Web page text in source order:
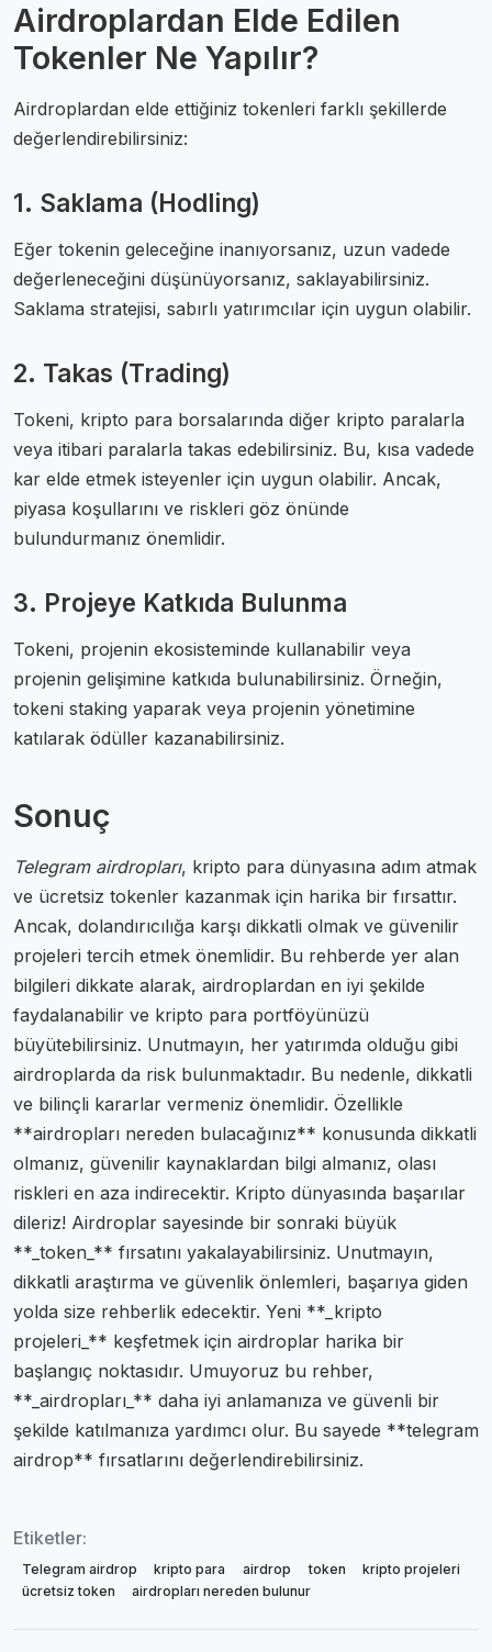
Airdroplardan Elde Edilen
Tokenler Ne Yapılır?
Airdroplardan elde ettiğiniz tokenleri farklı şekillerde
değerlendirebilirsiniz:
1. Saklama (Hodling)
Eğer tokenin geleceğine inanıyorsanız, uzun vadede
değerleneceğini düşünüyorsanız, saklayabilirsiniz.
Saklama stratejisi, sabırlı yatırımcılar için uygun olabilir.
2. Takas (Trading)
Tokeni, kripto para borsalarında diğer kripto paralarla
veya itibari paralarla takas edebilirsiniz. Bu, kısa vadede
kar elde etmek isteyenler için uygun olabilir. Ancak,
piyasa koşullarını ve riskleri göz önünde
bulundurmanız önemlidir.
3. Projeye Katkıda Bulunma
Tokeni, projenin ekosisteminde kullanabilir veya
projenin gelişimine katkıda bulunabilirsiniz. Örneğin,
tokeni staking yaparak veya projenin yönetimine
katılarak ödüller kazanabilirsiniz.
Sonuç
Telegram airdropları, kripto para dünyasına adım atmak
ve ücretsiz tokenler kazanmak için harika bir fırsattır.
Ancak, dolandırıcılığa karşı dikkatli olmak ve güvenilir
projeleri tercih etmek önemlidir. Bu rehberde yer alan
bilgileri dikkate alarak, airdroplardan en iyi şekilde
faydalanabilir ve kripto para portföyünüzü
büyütebilirsiniz. Unutmayın, her yatırımda olduğu gibi
airdroplarda da risk bulunmaktadır. Bu nedenle, dikkatli
ve bilinçli kararlar vermeniz önemlidir. Özellikle
**airdropları nereden bulacağınız** konusunda dikkatli
olmanız, güvenilir kaynaklardan bilgi almanız, olası
riskleri en aza indirecektir. Kripto dünyasında başarılar
dileriz! Airdroplar sayesinde bir sonraki büyük
**_token_** fırsatını yakalayabilirsiniz. Unutmayın,
dikkatli araştırma ve güvenlik önlemleri, başarıya giden
yolda size rehberlik edecektir. Yeni **_kripto
projeleri_** keşfetmek için airdroplar harika bir
başlangıç noktasıdır. Umuyoruz bu rehber,
**_airdropları_** daha iyi anlamanıza ve güvenli bir
şekilde katılmanıza yardımcı olur. Bu sayede **telegram
airdrop** fırsatlarını değerlendirebilirsiniz.
Etiketler:
Telegram airdrop kripto para airdrop token
kripto projeleri
ücretsiz token
airdropları nereden bulunur